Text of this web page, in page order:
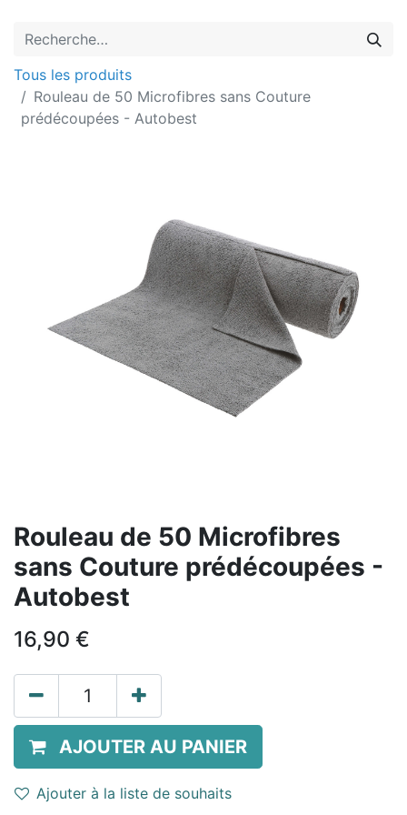
Tous les produits
Rouleau de 50 Microfibres sans Couture
prédécoupées - Autobest
Rouleau de 50 Microfibres
sans Couture prédécoupées -
Autobest
16,90 €
AJOUTER AU PANIER
Ajouter à la liste de souhaits